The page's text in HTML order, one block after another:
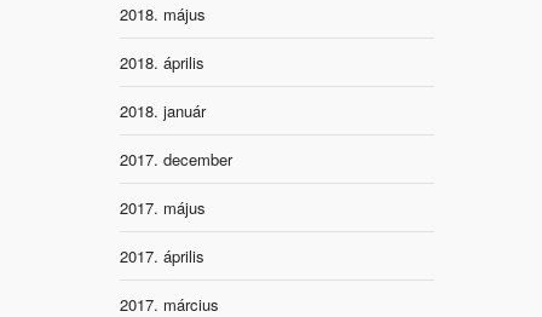
2018. május
2018. április
2018. január
2017. december
2017. május
2017. április
2017. március